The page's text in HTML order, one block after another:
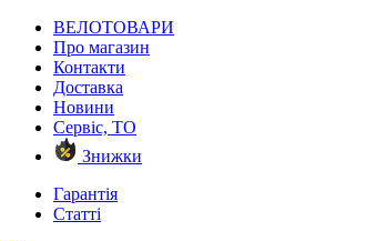
ВЕЛОТОВАРИ
Про магазин
Контакти
Доставка
Новини
Сервіс, ТО
Знижки
Гарантія
Статті